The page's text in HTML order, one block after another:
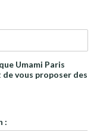
Umami Paris
vous proposer des
: